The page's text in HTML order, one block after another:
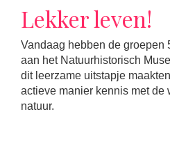
Lekker leven!
Vandaag hebben de groepen
aan het Natuurhistorisch
dit leerzame uitstapje
actieve manier kennis met de
natuur.